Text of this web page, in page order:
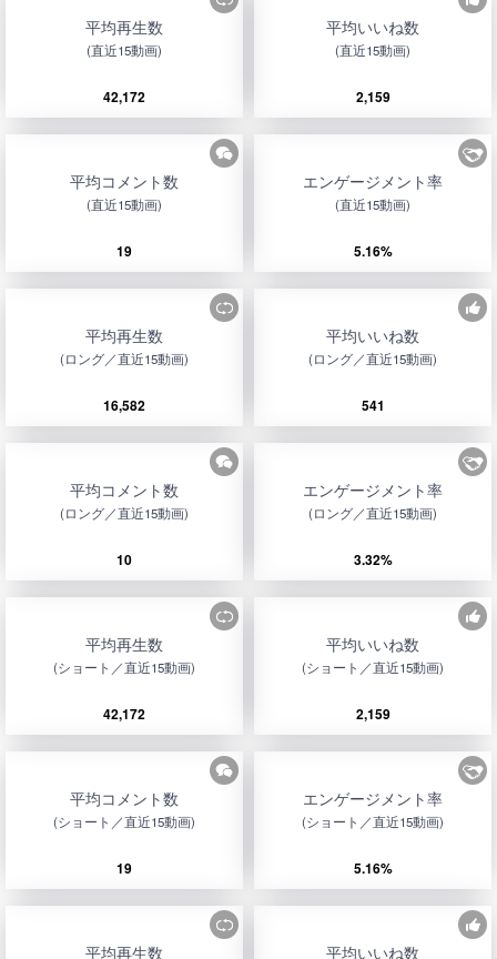
平均再生数
(直近15動画)
42,172
平均いいね数
(直近15動画)
2,159
平均コメント数
(直近15動画)
19
エンゲージメント率
(直近15動画)
5.16%
平均再生数
(ロング／直近15動画)
16,582
平均いいね数
(ロング／直近15動画)
541
平均コメント数
(ロング／直近15動画)
10
エンゲージメント率
(ロング／直近15動画)
3.32%
平均再生数
(ショート／直近15動画)
42,172
平均いいね数
(ショート／直近15動画)
2,159
平均コメント数
(ショート／直近15動画)
19
エンゲージメント率
(ショート／直近15動画)
5.16%
平均再生数 平均いいね数